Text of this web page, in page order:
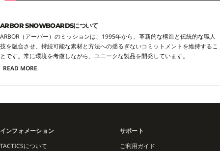
ARBOR SNOWBOARDSについて
ARBOR（アーバー）のミッションは、1995年から、革新的な構造と伝統的な職人
技を融合させ、持続可能な素材と方法への揺るぎないコミットメントを維持するこ
とです。常に環境を考慮しながら、ユニークな製品を開発しています。
READ MORE
インフォメーション
TACTICSについて
サポート
ご利用ガイド